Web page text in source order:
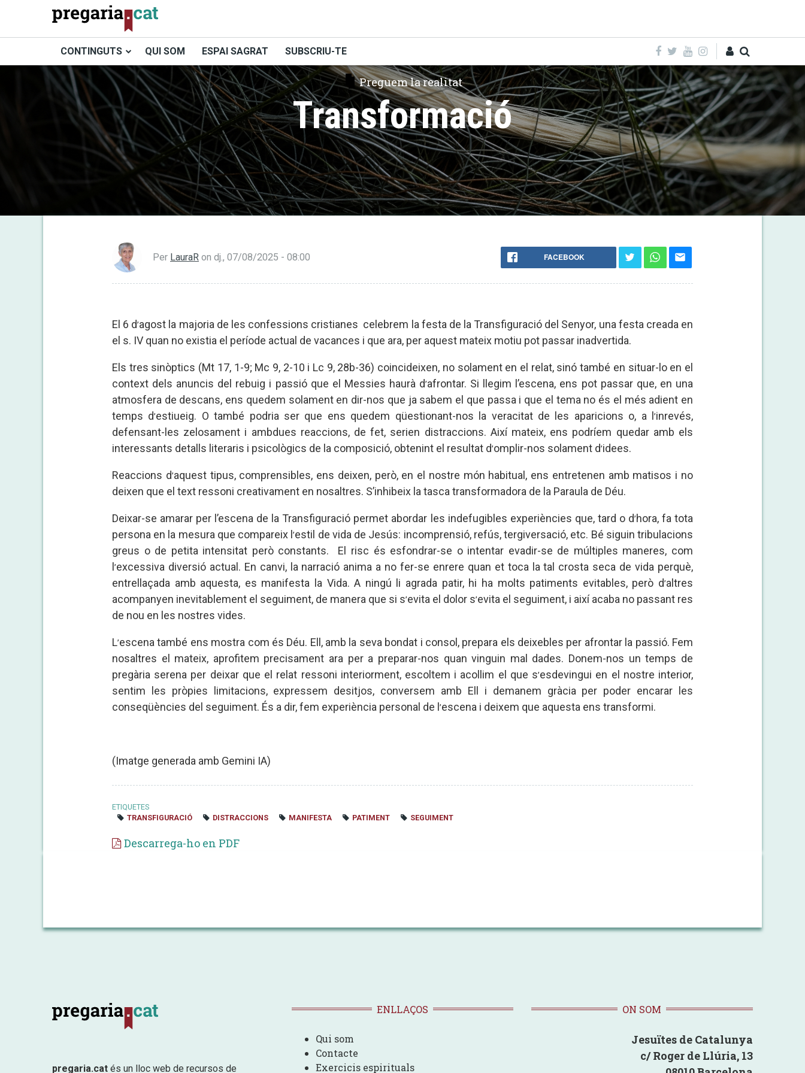
contingut
CONTINGUTS QUI SOM ESPAI SAGRAT SUBSCRIU-TE
Entra
Cercador
Preguem la realitat
Transformació
Per LauraR on dj., 07/08/2025 - 08:00 FACEBOOK
El 6 d’agost la majoria de les confessions cristianes celebrem la festa de la Transfiguració del Senyor, una festa creada en
el s. IV quan no existia el període actual de vacances i que ara, per aquest mateix motiu pot passar inadvertida.
Els tres sinòptics (Mt 17, 1-9; Mc 9, 2-10 i Lc 9, 28b-36) coincideixen, no solament en el relat, sinó també en situar-lo en el
context dels anuncis del rebuig i passió que el Messies haurà d’afrontar. Si llegim l’escena, ens pot passar que, en una
atmosfera de descans, ens quedem solament en dir-nos que ja sabem el que passa i que el tema no és el més adient en
temps d’estiueig. O també podria ser que ens quedem qüestionant-nos la veracitat de les aparicions o, a l ’inrevés,
defensant-les zelosament i ambdues reaccions, de fet, serien distraccions. Així mateix, ens podríem quedar amb els
interessants detalls literaris i psicològics de la composició, obtenint el resultat d’omplir-nos solament d’idees.
Reaccions d’aquest tipus, comprensibles, ens deixen, però, en el nostre món habitual, ens entretenen amb matisos i no
deixen que el text ressoni creativament en nosaltres. S’inhibeix la tasca transformadora de la Paraula de Déu.
Deixar-se amarar per l’escena de la Transfiguració permet abordar les indefugibles experiències que, tard o d’hora, fa tota
persona en la mesura que compareix l’estil de vida de Jesús: incomprensió, refús, tergiversació, etc. Bé siguin tribulacions
greus o de petita intensitat però constants. El risc és esfondrar-se o intentar evadir-se de múltiples maneres, com
’excessiva diversió actual. En canvi, la narració anima a no fer-se enrere quan et toca la tal crosta seca de vida perquè,
entrellaçada amb aquesta, es manifesta la Vida. A ningú li agrada patir, hi ha molts patiments evitables, però d’altres
acompanyen inevitablement el seguiment, de manera que si s’evita el dolor s’evita el seguiment, i així acaba no passant res
de nou en les nostres vides.
L’escena també ens mostra com és Déu. Ell, amb la seva bondat i consol, prepara els deixebles per afrontar la passió. Fem
nosaltres el mateix, aprofitem precisament ara per a preparar-nos quan vinguin mal dades. Donem-nos un temps de
pregària serena per deixar que el relat ressoni interiorment, escoltem i acollim el que s’esdevingui en el nostre interior,
sentim les pròpies limitacions, expressem desitjos, conversem amb Ell i demanem gràcia per poder encarar les
conseqüències del seguiment. És a dir, fem experiència personal de l ’escena i deixem que aquesta ens transformi.
(Imatge generada amb Gemini IA)
ETIQUETES
TRANSFIGURACIÓ
DISTRACCIONS MANIFESTA PATIMENT SEGUIMENT
Descarrega-ho en PDF
pregaria.cat és un lloc web de recursos de
ENLLAÇOS
Qui som
Contacte
Exercicis espirituals
ON SOM
Jesuïtes de Catalunya
c/ Roger de Llúria, 13